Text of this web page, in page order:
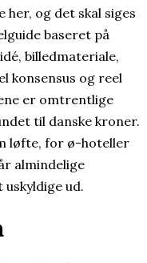
her, og det skal siges
baseret på
billedmateriale,
konsensus og reel
er omtrentlige
til danske kroner.
løfte, for ø-hoteller
almindelige
ud.